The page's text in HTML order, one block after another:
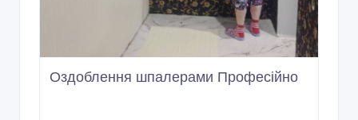
Оздоблення шпалерами Професійно